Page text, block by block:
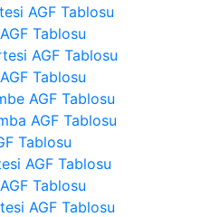
AGF Tablosu
Tablosu
AGF Tablosu
Tablosu
AGF Tablosu
AGF Tablosu
Tablosu
AGF Tablosu
Tablosu
AGF Tablosu